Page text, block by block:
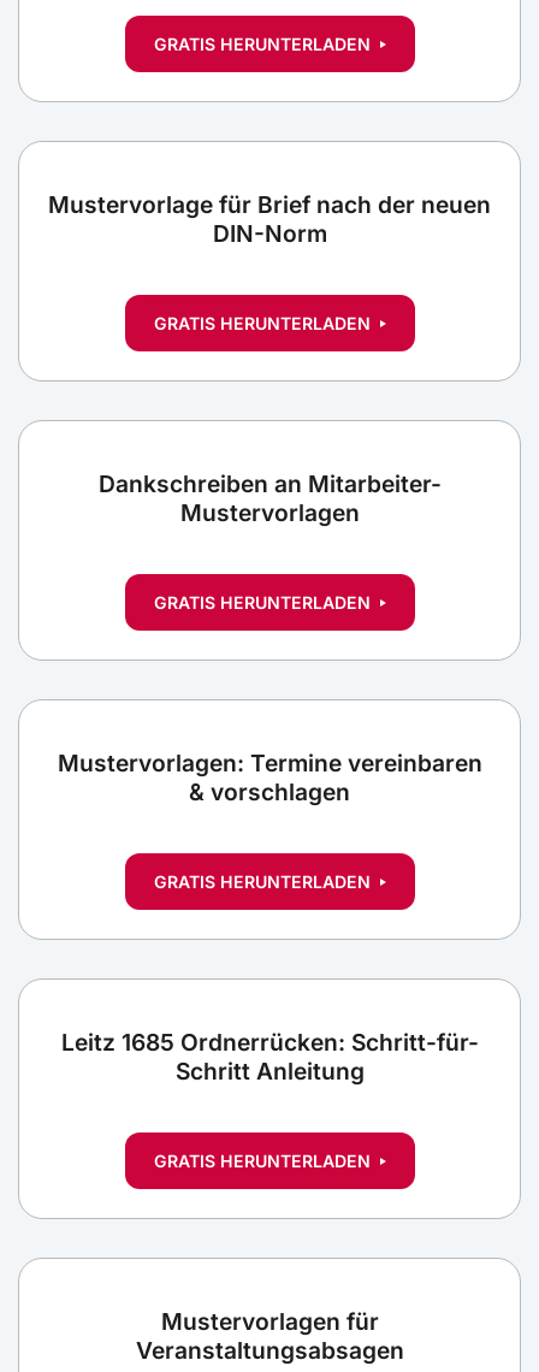
GRATIS HERUNTERLADEN
Mustervorlage für Brief nach der neuen
DIN-Norm
GRATIS HERUNTERLADEN
Dankschreiben an Mitarbeiter-
Mustervorlagen
GRATIS HERUNTERLADEN
Mustervorlagen: Termine vereinbaren
& vorschlagen
GRATIS HERUNTERLADEN
Leitz 1685 Ordnerrücken: Schritt-für-
Schritt Anleitung
GRATIS HERUNTERLADEN
Mustervorlagen für
Veranstaltungsabsagen